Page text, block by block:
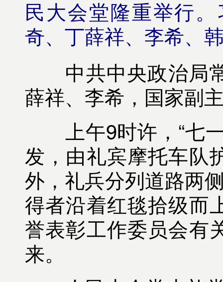
民大会堂隆重举行
奇、丁薛祥、李希、
中共中央政治局常
薛祥、李希，国家副
上午9时许，“七一
发，由礼宾摩托车队
外，礼兵分列道路两
得者沿着红毯拾级而
誉表彰工作委员会有
来。